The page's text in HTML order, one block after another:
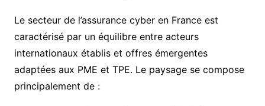
Le secteur de l’assurance cyber en France est
caractérisé par un équilibre entre acteurs
internationaux établis et offres émergentes
adaptées aux PME et TPE. Le paysage se compose
principalement de :